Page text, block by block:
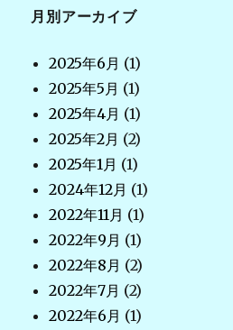
月別アーカイブ
2025年6月 (1)
2025年5月 (1)
2025年4月 (1)
2025年2月 (2)
2025年1月 (1)
2024年12月 (1)
2022年11月 (1)
2022年9月 (1)
2022年8月 (2)
2022年7月 (2)
2022年6月 (1)